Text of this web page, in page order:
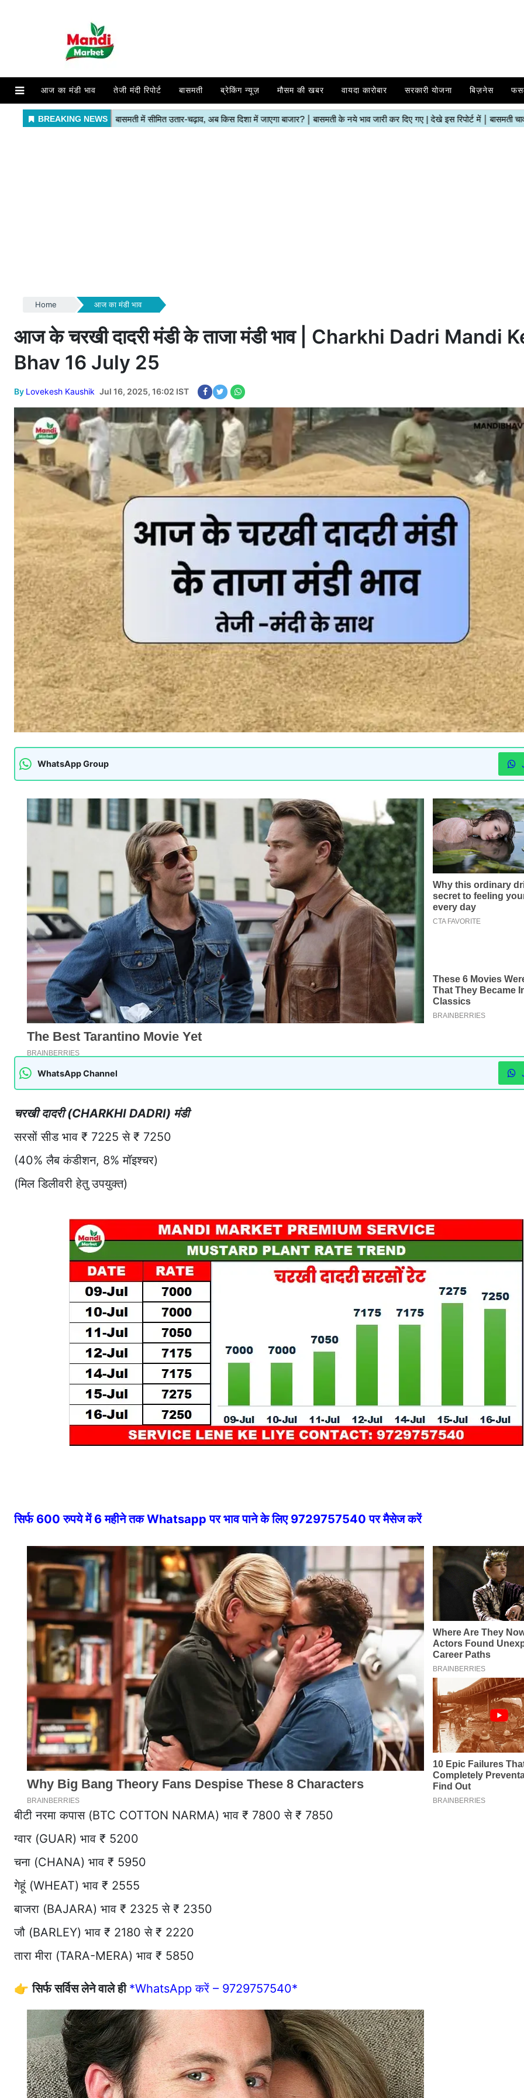
आज का मंडी भाव तेजी मंदी रिपोर्ट बासमती ब्रेकिंग न्यूज़ मौसम की खबर वायदा कारोबार सरकारी योजना बिज़नेस
Home आज का मंडी भाव
आज के चरखी दादरी मंडी के ताजा मंडी भाव | Charkhi Dadri Mandi
Bhav 16 July 25
By Lovekesh Kaushik Jul 16, 2025, 16:02 IST
WhatsApp Group
WhatsApp Channel
चरखी दादरी (CHARKHI DADRI) मंडी
सरसों सीड भाव ₹ 7225 से ₹ 7250
(40% लैब कंडीशन, 8% मॉइश्चर)
(मिल डिलीवरी हेतु उपयुक्त)
सिर्फ 600 रुपये में 6 महीने तक Whatsapp पर भाव पाने के लिए 9729757540 पर मैसेज करें
बीटी नरमा कपास (BTC COTTON NARMA) भाव ₹ 7800 से ₹ 7850
ग्वार (GUAR) भाव ₹ 5200
चना (CHANA) भाव ₹ 5950
गेहूं (WHEAT) भाव ₹ 2555
बाजरा (BAJARA) भाव ₹ 2325 से ₹ 2350
जौ (BARLEY) भाव ₹ 2180 से ₹ 2220
तारा मीरा (TARA-MERA) भाव ₹ 5850
👉सिर्फ सर्विस लेने वाले ही *WhatsApp करें – 9729757540*